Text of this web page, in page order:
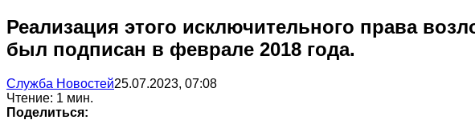
Реализация этого исключительного права
был подписан в феврале 2018 года.
Служба Новостей25.07.2023, 07:08
Чтение: 1 мин.
Поделиться: